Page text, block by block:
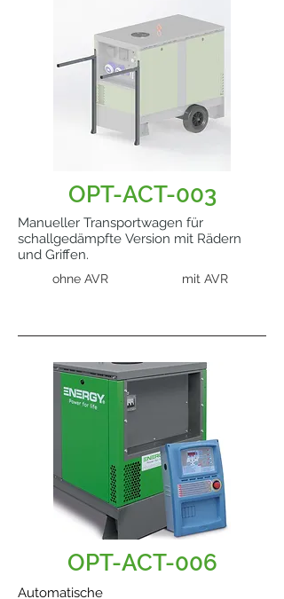
OPT-ACT-003
Manueller Transportwagen für
schallgedämpfte Version mit Rädern
und Griffen.
ohne AVR mit AVR
OPT-ACT-006
Automatische